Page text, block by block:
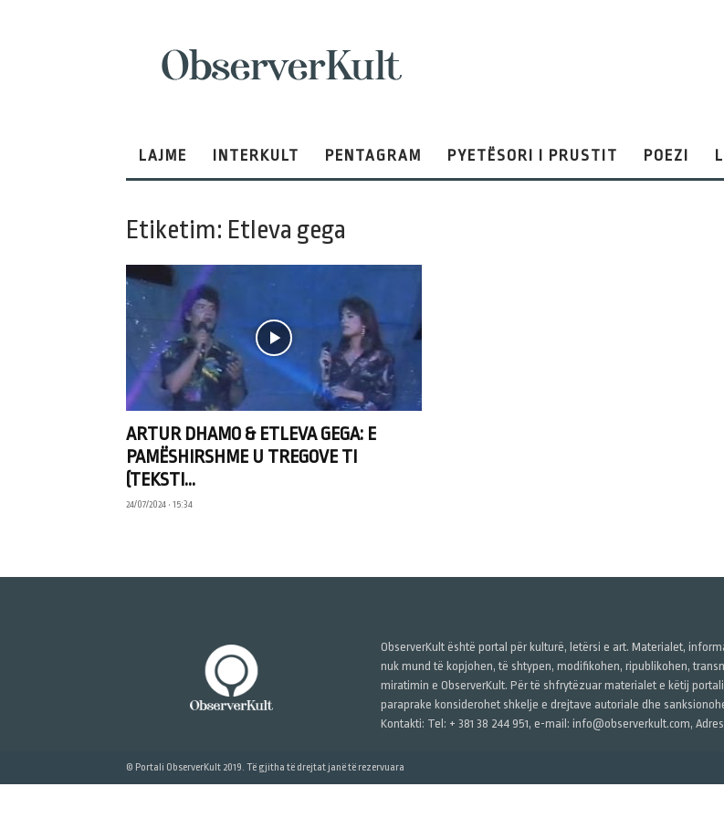
LAJME INTERKULT PENTAGRAM PYETËSORI I PRUSTIT POEZI
Etiketim: Etleva gega
ARTUR DHAMO & ETLEVA GEGA: E
PAMËSHIRSHME U TREGOVE TI
(TEKSTI...
24/07/2024 • 15:34
ObserverKult është portal për kulturë, letërsi e art. Materialet,
nuk mund të kopjohen, të shtypen, modifikohen, ripublikohen,
miratimin e ObserverKult. Për të shfrytëzuar materialet e këtij
paraprake konsiderohet shkelje e drejtave autoriale dhe
Kontakti: Tel: + 381 38 244 951, e-mail: info@observerkult.com,
© Portali ObserverKult 2019. Të gjitha të drejtat janë të rezervuara